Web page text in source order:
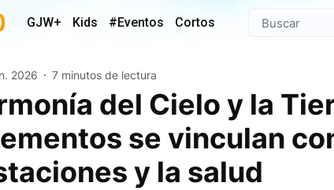
GJW+ Kids #Eventos Cortos
2026 7 minutos de lectura
del Cielo y la
se vinculan
y la salud